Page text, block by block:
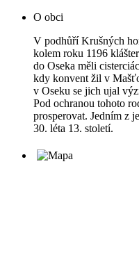
O obci
V podhůří Krušných
kolem roku 1196
do Oseka měli
kdy konvent žil v
v Oseku se jich ujal
Pod ochranou tohoto
prosperovat. Jedním z
30. léta 13. století.